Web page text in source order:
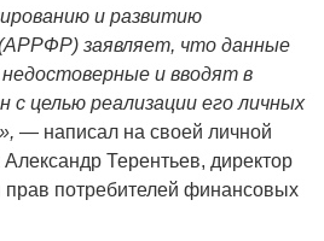
и развитию
заявляет, что данные
и вводят в
с целью реализации его личных
— написал на своей личной
Терентьев, директор
потребителей финансовых